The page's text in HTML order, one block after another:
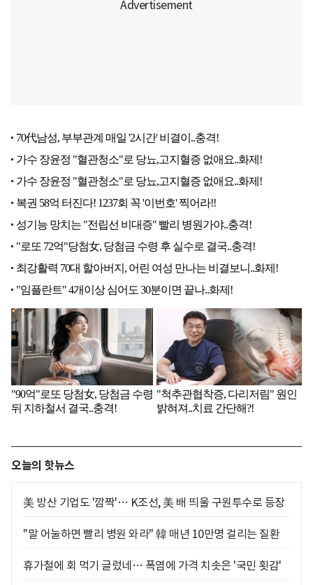
오늘의 핫뉴스
美 방산 기업도 '깜짝'… K조선, 美 배 띄울 구원투수로 등장
"말 어눌하면 빨리 병원 와라" 韓 매년 10만명 걸리는 질환
휴가철에 회 먹기 글렀네… 폭염에 가격 치솟은 '국민 횟감'